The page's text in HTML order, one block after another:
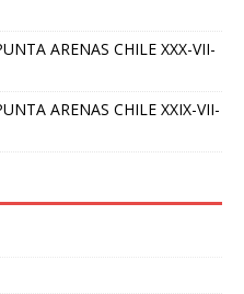
ARENAS CHILE XXX-VII-
ARENAS CHILE XXIX-VII-